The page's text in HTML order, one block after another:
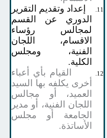
إعداد وتقديم التقرير
الدوري عن القسم
لمجالس رؤساء
الاقسام، اللجان
الفنية، ومجلس
الكلية.
القيام بأي أعباء
أخرى يكلفه بها السيد
العميد، أو مجالس
اللجان الفنية، أو مدير
الجامعة أو مجلس
الأساتذة.